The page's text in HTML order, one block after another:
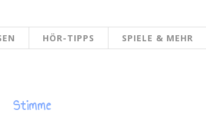
HÖR-TIPPS SPIELE & MEHR
Stimme